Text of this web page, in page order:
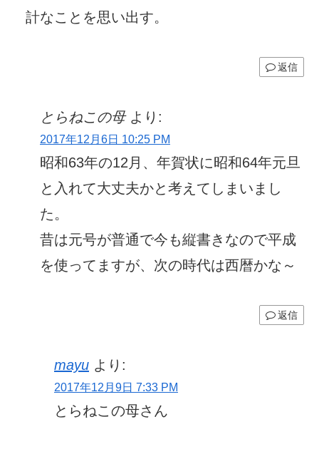
計なことを思い出す。
返信
とらねこの母 より:
2017年12月6日 10:25 PM
昭和63年の12月、年賀状に昭和64年元旦
と入れて大丈夫かと考えてしまいまし
た。
昔は元号が普通で今も縦書きなので平成
を使ってますが、次の時代は西暦かな～
返信
mayu より:
2017年12月9日 7:33 PM
とらねこの母さん